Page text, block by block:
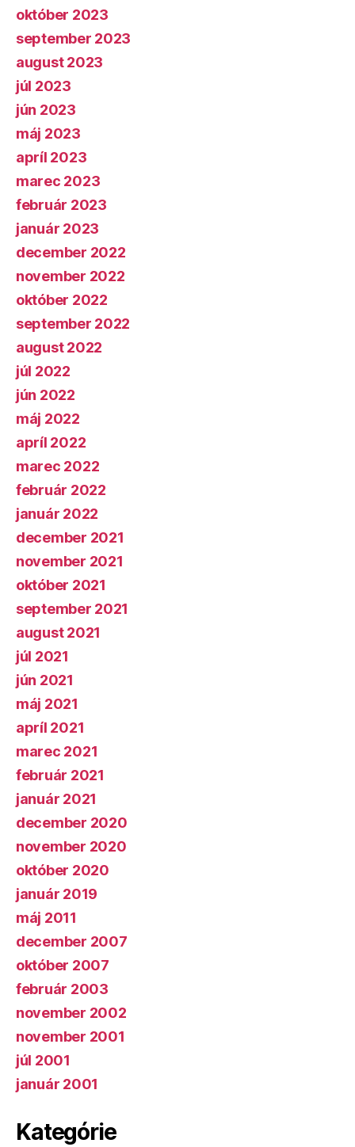
október 2023
september 2023
august 2023
júl 2023
jún 2023
máj 2023
apríl 2023
marec 2023
február 2023
január 2023
december 2022
november 2022
október 2022
september 2022
august 2022
júl 2022
jún 2022
máj 2022
apríl 2022
marec 2022
február 2022
január 2022
december 2021
november 2021
október 2021
september 2021
august 2021
júl 2021
jún 2021
máj 2021
apríl 2021
marec 2021
február 2021
január 2021
december 2020
november 2020
október 2020
január 2019
máj 2011
december 2007
október 2007
február 2003
november 2002
november 2001
júl 2001
január 2001
Kategórie